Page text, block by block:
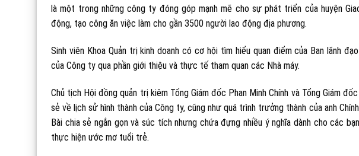
là một trong những công ty đóng góp mạnh mẽ cho sự phát triển của huyện
động, tạo công ăn việc làm cho gần 3500 người lao động địa phương.
Sinh viên Khoa Quản trị kinh doanh có cơ hội tìm hiểu quan điểm của Ban lãnh
của Công ty qua phần giới thiệu và thực tế tham quan các Nhà máy.
Chủ tịch Hội đồng quản trị kiêm Tổng Giám đốc Phan Minh Chính và Tổng Giám
sẻ về lịch sử hình thành của Công ty, cũng như quá trình trưởng thành của anh
Bài chia sẻ ngắn gọn và súc tích nhưng chứa đựng nhiều ý nghĩa dành cho các
thực hiện ước mơ tuổi trẻ.